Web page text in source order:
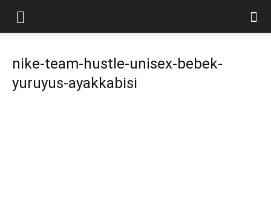
nike-team-hustle-unisex-bebek-
yuruyus-ayakkabisi